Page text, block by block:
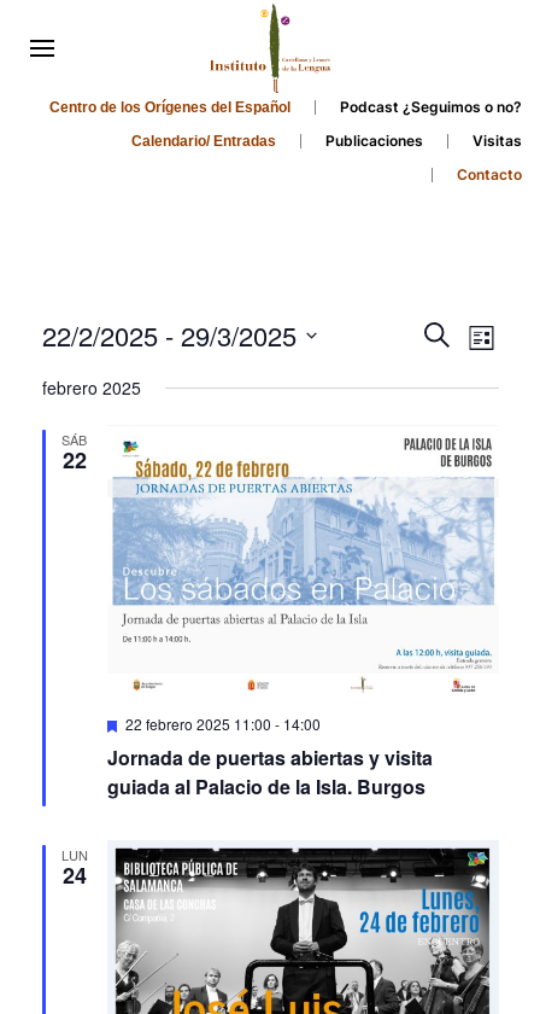
Centro de los Orígenes del Español Podcast ¿Seguimos o no?
Calendario/ Entradas Publicaciones
Visitas
Contacto
Events
and
Views
Search
List
22/2/2025 - 29/3/2025
date.
febrero 2025
SÁB
22
Featured
22 febrero 2025 11:00 - 14:00
Jornada de puertas abiertas y visita
guiada al Palacio de la Isla. Burgos
LUN
24